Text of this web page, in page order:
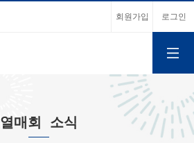
회원가입 로그인
열매회 소식